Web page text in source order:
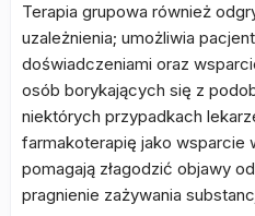
Terapia grupowa również
uzależnienia; umożliwia
doświadczeniami oraz
osób borykających się z
niektórych przypadkach
farmakoterapię jako wsparcie
pomagają złagodzić objawy
pragnienie zażywania